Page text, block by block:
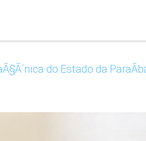
do Estado da